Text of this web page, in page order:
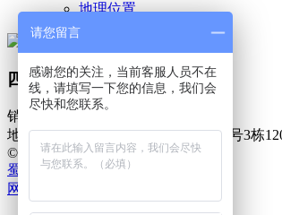
地理位置
四川蓉飞生物技术有限公司
销售：
地址：成都市青羊区光华东三路489号3栋
© Rfbio.cn All Rights Reserved.
蜀ICP备14022949号
网站建设：澎湃动力
请您留言
感谢您的关注，当前客服人员不在
线，请填写一下您的信息，我们会
尽快和您联系。